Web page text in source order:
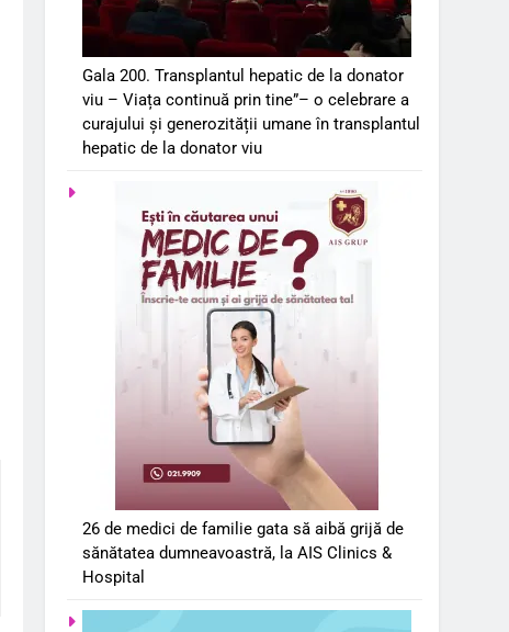
Gala 200. Transplantul hepatic de la donator
viu – Viața continuă prin tine”– o celebrare a
curajului și generozității umane în transplantul
hepatic de la donator viu
26 de medici de familie gata să aibă grijă de
sănătatea dumneavoastră, la AIS Clinics &
Hospital